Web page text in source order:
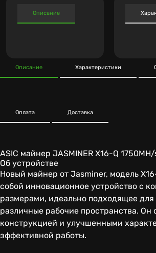
Описание
Описание Характеристики
Оплата Доставка
ASIC майнер JASMINER X16-Q 1750MH/
Об устройстве
Новый майнер от Jasminer, модель
собой инновационное устройство с
размерами, идеально подходящее для
различные рабочие пространства. Он
конструкцией и улучшенными
эффективной работы.